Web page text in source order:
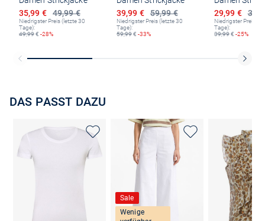
49,99 €
Ermäßigter Preis
35,99 €
Niedrigster Preis (letzte 30
Tage):
49,99€ -28%
59,99 €
Ermäßigter Preis
39,99 €
Niedrigster Preis (letzte 30
Tage):
59,99€ -33%
Ermäßigter
29,99 €
Niedrigster Preis
Tage):
39,99€ -25%
DAS PASST DAZU
Sale
Wenige